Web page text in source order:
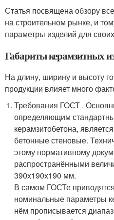
Статья посвящена обзору
на строительном рынке, и
параметры изделий для
Габариты керамзитных
На длину, ширину и высоту
продукции влияет много
Требования ГОСТ .
определяющим
керамзитобетона,
бетонные стеновые.
этому нормативному
распространёнными
390x190x190 мм.
В самом ГОСТе
номинальные параметры
нём прописывается